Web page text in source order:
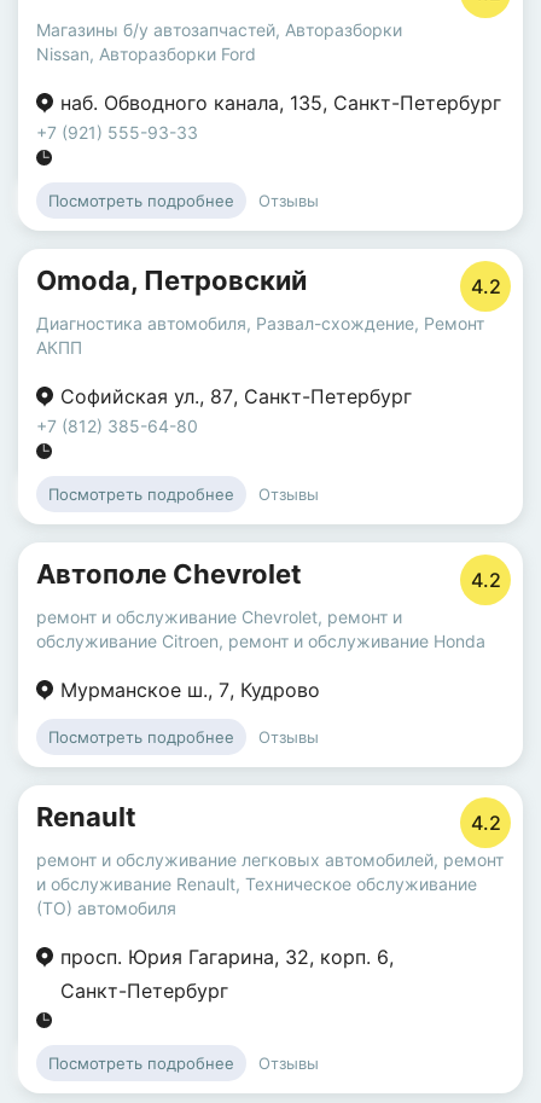
Магазины б/у автозапчастей, Авторазборки
Nissan, Авторазборки Ford
наб. Обводного канала, 135, Санкт-Петербург
+7 (921) 555-93-33
Посмотреть подробнее Отзывы
Omoda, Петровский 4.2
Диагностика автомобиля, Развал-схождение, Ремонт
АКПП
Софийская ул., 87, Санкт-Петербург
+7 (812) 385-64-80
Посмотреть подробнее Отзывы
Автополе Chevrolet 4.2
ремонт и обслуживание Chevrolet, ремонт и
обслуживание Citroen, ремонт и обслуживание Honda
Мурманское ш., 7, Кудрово
Посмотреть подробнее Отзывы
Renault 4.2
ремонт и обслуживание легковых автомобилей, ремонт
и обслуживание Renault, Техническое обслуживание
(ТО) автомобиля
просп. Юрия Гагарина, 32, корп. 6,
Санкт-Петербург
Посмотреть подробнее Отзывы